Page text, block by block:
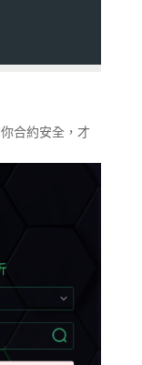
合約安全，才